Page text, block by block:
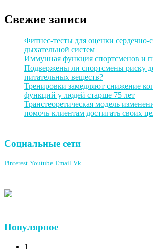
Свежие записи
Фитнес-тесты для оценки сердечно-
дыхательной систем
Иммунная функция спортсменов и
Подвержены ли спортсмены риску
питательных веществ?
Тренировки замедляют снижение
функций у людей старше 75 лет
Транстеоретическая модель
помочь клиентам достигать своих
Социальные сети
Pinterest Youtube Email Vk
Популярное
1